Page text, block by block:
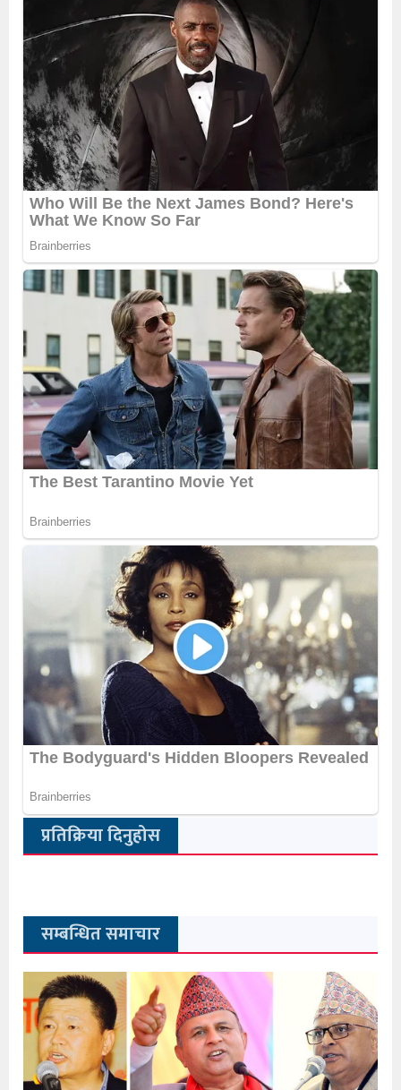
प्रतिक्रिया दिनुहोस
सम्बन्धित समाचार